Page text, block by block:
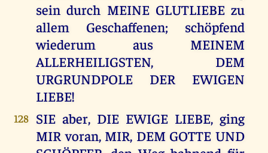
sein durch MEINE GLUTLIEBE zu
allem Geschaffenen; schöpfend
wiederum aus MEINEM
ALLERHEILIGSTEN, DEM
URGRUNDPOLE DER EWIGEN
LIEBE!
128 SIE aber, DIE EWIGE LIEBE, ging
MIR voran, MIR, DEM GOTTE UND